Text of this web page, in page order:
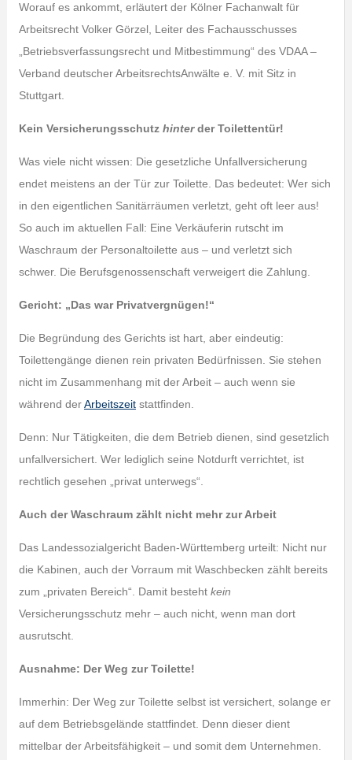
Worauf es ankommt, erläutert der Kölner Fachanwalt für
Arbeitsrecht Volker Görzel, Leiter des Fachausschusses
„Betriebsverfassungsrecht und Mitbestimmung“ des VDAA –
Verband deutscher ArbeitsrechtsAnwälte e. V. mit Sitz in
Stuttgart.
Kein Versicherungsschutz hinterder Toilettentür!
Was viele nicht wissen: Die gesetzliche Unfallversicherung
endet meistens an der Tür zur Toilette. Das bedeutet: Wer sich
in den eigentlichen Sanitärräumen verletzt, geht oft leer aus!
So auch im aktuellen Fall: Eine Verkäuferin rutscht im
Waschraum der Personaltoilette aus – und verletzt sich
schwer. Die Berufsgenossenschaft verweigert die Zahlung.
Gericht: „Das war Privatvergnügen!“
Die Begründung des Gerichts ist hart, aber eindeutig:
Toilettengänge dienen rein privaten Bedürfnissen. Sie stehen
nicht im Zusammenhang mit der Arbeit – auch wenn sie
während derArbeitszeitstattfinden.
Denn: Nur Tätigkeiten, die dem Betrieb dienen, sind gesetzlich
unfallversichert. Wer lediglich seine Notdurft verrichtet, ist
rechtlich gesehen „privat unterwegs“.
Auch der Waschraum zählt nicht mehr zur Arbeit
Das Landessozialgericht Baden-Württemberg urteilt: Nicht nur
die Kabinen, auch der Vorraum mit Waschbecken zählt bereits
zum „privaten Bereich“. Damit besteht kein
Versicherungsschutz mehr – auch nicht, wenn man dort
ausrutscht.
Ausnahme: Der Weg zur Toilette!
Immerhin: Der Weg zur Toilette selbst ist versichert, solange er
auf dem Betriebsgelände stattfindet. Denn dieser dient
mittelbar der Arbeitsfähigkeit – und somit dem Unternehmen.